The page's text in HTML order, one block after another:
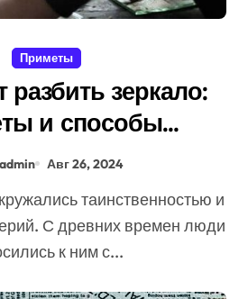
Приметы
разбить зеркало:
и способы
негатив
admin Авг 26, 2024
С древних времен люди
к ним с...